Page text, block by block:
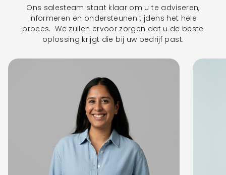
Ons salesteam staat klaar om u te adviseren,
informeren en ondersteunen tijdens het hele
proces. We zullen ervoor zorgen dat u de beste
oplossing krijgt die bij uw bedrijf past.